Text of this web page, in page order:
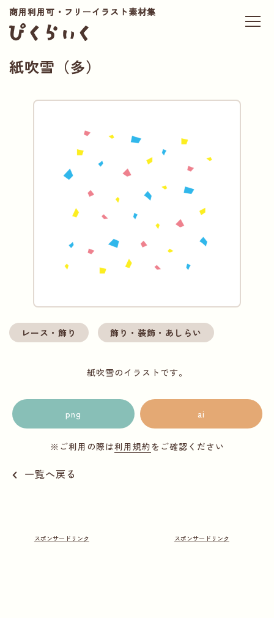
商用利用可・フリーイラスト素材集
紙吹雪（多）
レース・飾り 飾り・装飾・あしらい
紙吹雪のイラストです。
png ai
※ご利用の際は利用規約をご確認ください
一覧へ戻る